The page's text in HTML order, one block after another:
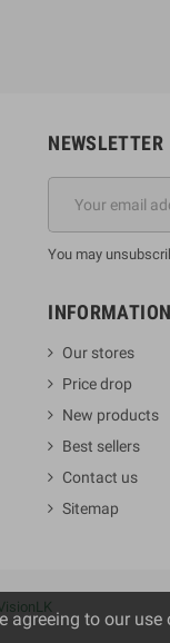
NEWSLETTER
You may
INFORMATION
Our stores
Price drop
New products
Best sellers
Contact us
Sitemap
agreeing to our use